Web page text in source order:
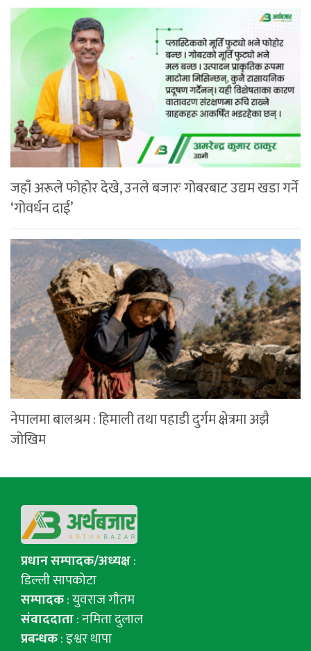
जहाँ अरूले फोहोर देखे, उनले बजारः गोबरबाट उद्यम खडा गर्ने
‘गोवर्धन दाई’
नेपालमा बालश्रम : हिमाली तथा पहाडी दुर्गम क्षेत्रमा अझै
जोखिम
प्रधान सम्पादक/अध्यक्ष:
डिल्ली सापकोटा
सम्पादक: युवराज गाैतम
संवाददाता: नमिता दुलाल
प्रबन्धक: इश्वर थापा